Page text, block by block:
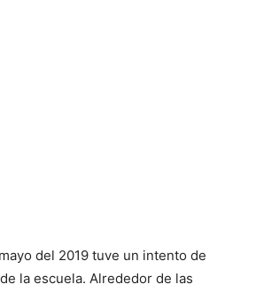
del 2019 tuve un intento de
la escuela. Alrededor de las